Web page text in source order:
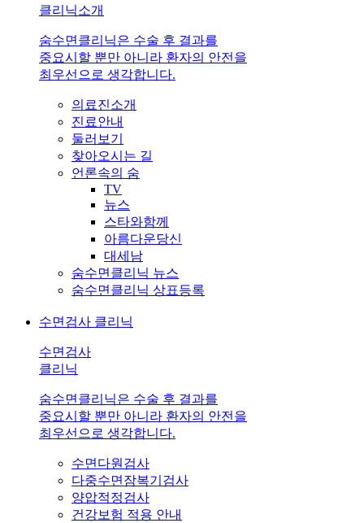
클리닉소개
숨수면클리닉은 수술 후 결과를
중요시할 뿐만 아니라 환자의 안전을
최우선으로 생각합니다.
의료진소개
진료안내
둘러보기
찾아오시는 길
언론속의 숨
TV
뉴스
스타와함께
아름다운당신
대세남
숨수면클리닉 뉴스
숨수면클리닉 상표등록
수면검사 클리닉
수면검사
클리닉
숨수면클리닉은 수술 후 결과를
중요시할 뿐만 아니라 환자의 안전을
최우선으로 생각합니다.
수면다원검사
다중수면잠복기검사
양압적정검사
건강보험 적용 안내